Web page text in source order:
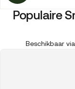
Populaire
Beschikbaar